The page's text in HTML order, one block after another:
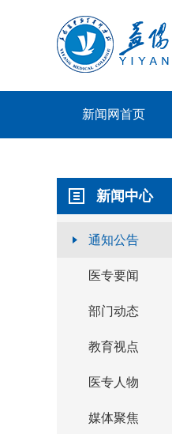
新闻网首页
新闻中心
通知公告
医专要闻
部门动态
教育视点
医专人物
媒体聚焦